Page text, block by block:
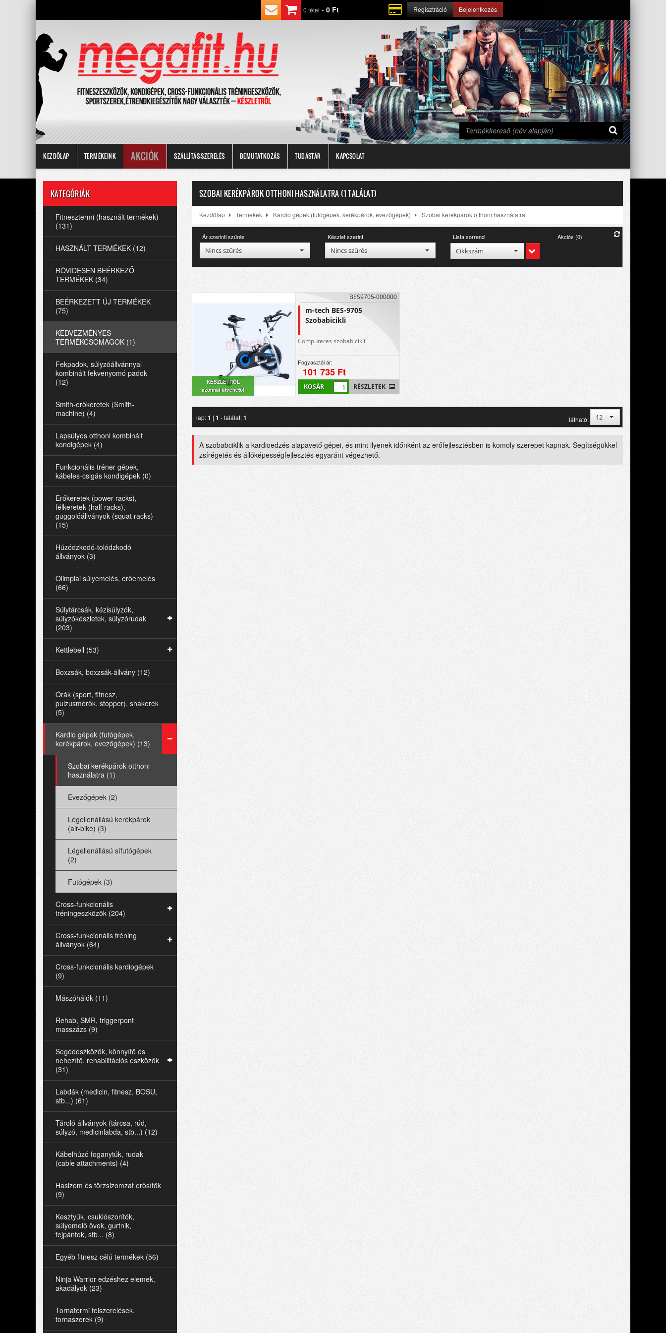
0 tétel - 0 Ft Bejelentkezés
Regisztráció
KEZDŐLAP TERMÉKEINK AKCIÓK SZÁLLÍTÁS-SZERELÉS BEMUTATKOZÁS TUDÁSTÁR KAPCSOLAT
KATEGÓRIÁK
Fitnesztermi (használt termékek)
(131)
HASZNÁLT TERMÉKEK (12)
RÖVIDESEN BEÉRKEZŐ
TERMÉKEK (34)
BEÉRKEZETT ÚJ TERMÉKEK
(75)
KEDVEZMÉNYES
TERMÉKCSOMAGOK (1)
Fekpadok, súlyzóállvánnyal
kombinált fekvenyomó padok
(12)
Smith-erőkeretek (Smith-
machine) (4)
Lapsúlyos otthoni kombinált
kondigépek (4)
Funkcionális tréner gépek,
kábeles-csigás kondigépek (0)
Erőkeretek (power racks),
félkeretek (half racks),
guggolóállványok (squat racks)
(15)
Húzódzkodó-tolódzkodó
állványok (3)
Olimpiai súlyemelés, erőemelés
(66)
Súlytárcsák, kézisúlyzók,
súlyzókészletek, súlyzórudak
(203)
Kettlebell (53)
Boxzsák, boxzsák-állvány (12)
Órák (sport, fitnesz,
pulzusmérők, stopper), shakerek
(5)
Kardio gépek (futógépek,
kerékpárok, evezőgépek) (13)
Szobai kerékpárok otthoni
használatra (1)
Evezőgépek (2)
Légellenállású kerékpárok
(air-bike) (3)
Légellenállású sífutógépek
(2)
Futógépek (3)
Cross-funkcionális
tréningeszközök (204)
Cross-funkcionális tréning
állványok (64)
Cross-funkcionális kardiogépek
(9)
Mászóhálók (11)
Rehab, SMR, triggerpont
masszázs (9)
Segédeszközök, könnyítő és
nehezítő, rehabilitációs eszközök
(31)
Labdák (medicin, fitnesz, BOSU,
stb...) (61)
Tároló állványok (tárcsa, rúd,
súlyzó, medicinlabda, stb...) (12)
Kábelhúzó foganytúk, rudak
(cable attachments) (4)
Hasizom és törzsizomzat erősítők
(9)
Kesztyűk, csuklószorítók,
súlyemelő övek, gurtnik,
fejpántok, stb... (8)
Egyéb fitnesz célú termékek (56)
Ninja Warrior edzéshez elemek,
akadályok (23)
Tornatermi felszerelések,
tornaszerek (9)
SZOBAI KERÉKPÁROK OTTHONI HASZNÁLATRA (1 TALÁLAT)
Kezdőlap Termékek Kardio gépek (futógépek, kerékpárok, evezőgépek) Szobai kerékpárok otthoni használatra
Lista sorrend
Cikkszám
Akciós (0)
Ár szerinti szűrés
Nincs szűrés
Készlet szerint
Nincs szűrés
KÉSZLETRŐL
azonnal átvehető!
BES9705-000000
m-tech BES-9705
Szobabicikli
Computeres szobabicikli
Fogyasztói ár:
101 735 Ft
RÉSZLETEK
KOSÁR
lap:1 | 1 - találat:1 látható: 12
A szobabciklik a kardioedzés alapavető gépei, és mint ilyenek időnként az erőfejlesztésben is komoly szerepet kapnak. Segítségükkel
zsírégetés és állóképességfejlesztés egyaránt végezhető.